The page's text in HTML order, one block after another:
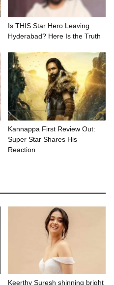
Is THIS Star Hero Leaving
Hyderabad? Here Is the Truth
Kannappa First Review Out:
Super Star Shares His
Reaction
Keerthy Suresh shinning bright